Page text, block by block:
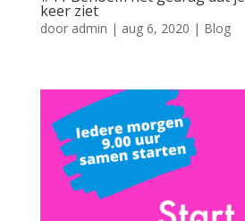
keer ziet
door admin | aug 6, 2020 | Blog